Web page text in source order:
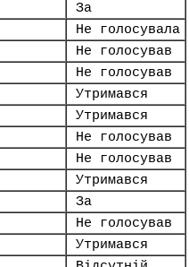
За
Не голосувала
Не голосував
Не голосував
Утримався
Утримався
Не голосував
Не голосував
Утримався
За
Не голосував
Утримався